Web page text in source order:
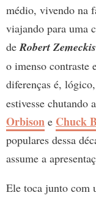
médio, vivendo na
viajando para uma
deRobert Zemeckis
o imenso contraste
diferenças é,
estivesse chutando
Orbison e Chuck
populares dessa
assume a
Ele toca junto com